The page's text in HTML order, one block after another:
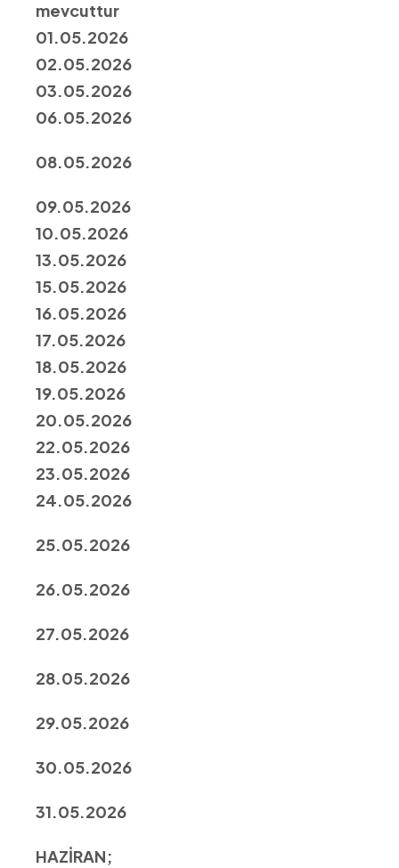
mevcuttur
01.05.2026
02.05.2026
03.05.2026
06.05.2026
08.05.2026
09.05.2026
10.05.2026
13.05.2026
15.05.2026
16.05.2026
17.05.2026
18.05.2026
19.05.2026
20.05.2026
22.05.2026
23.05.2026
24.05.2026
25.05.2026
26.05.2026
27.05.2026
28.05.2026
29.05.2026
30.05.2026
31.05.2026
HAZİRAN;